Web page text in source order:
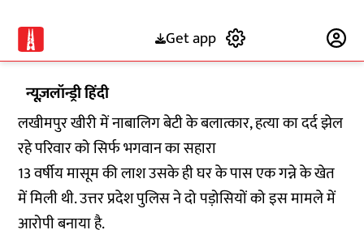
Get app
न्यूज़लॉन्ड्री हिंदी
लखीमपुर खीरी में नाबालिग बेटी के बलात्कार, हत्या का दर्द झेल
रहे परिवार को सिर्फ भगवान का सहारा
13 वर्षीय मासूम की लाश उसके ही घर के पास एक गन्ने के खेत
में मिली थी. उत्तर प्रदेश पुलिस ने दो पड़ोसियों को इस मामले में
आरोपी बनाया है.